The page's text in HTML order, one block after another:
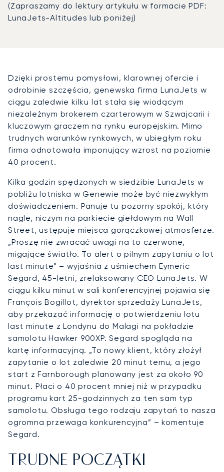
(Zapraszamy do lektury artykułu w formacie PDF:
LunaJets-Altitudes lub poniżej)
Dzięki prostemu pomysłowi, klarownej ofercie i
odrobinie szczęścia, genewska firma LunaJets w
ciągu zaledwie kilku lat stała się wiodącym
niezależnym brokerem czarterowym w Szwajcarii i
kluczowym graczem na rynku europejskim. Mimo
trudnych warunków rynkowych, w ubiegłym roku
firma odnotowała imponujący wzrost na poziomie
40 procent.
Kilka godzin spędzonych w siedzibie LunaJets w
pobliżu lotniska w Genewie może być niezwykłym
doświadczeniem. Panuje tu pozorny spokój, który
nagle, niczym na parkiecie giełdowym na Wall
Street, ustępuje miejsca gorączkowej atmosferze.
„Proszę nie zwracać uwagi na to czerwone,
migające światło. To alert o pilnym zapytaniu o lot
last minute” – wyjaśnia z uśmiechem Eymeric
Segard, 45-letni, zrelaksowany CEO LunaJets. W
ciągu kilku minut w sali konferencyjnej pojawia się
François Bogillot, dyrektor sprzedaży LunaJets,
aby przekazać informację o potwierdzeniu lotu
last minute z Londynu do Malagi na pokładzie
samolotu Hawker 900XP. Segard spogląda na
kartę informacyjną. „To nowy klient, który złożył
zapytanie o lot zaledwie 20 minut temu, a jego
start z Farnborough planowany jest za około 90
minut. Płaci o 40 procent mniej niż w przypadku
programu kart 25-godzinnych za ten sam typ
samolotu. Obsługa tego rodzaju zapytań to nasza
ogromna przewaga konkurencyjna” – komentuje
Segard.
TRUDNE POCZĄTKI